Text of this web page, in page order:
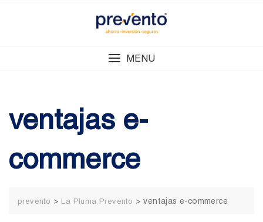
MENU
ventajas e-
commerce
prevento > La Pluma Prevento >ventajas e-commerce